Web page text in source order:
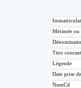
Mérimée ou
Titre courant
Légende
Date prise
NumCd